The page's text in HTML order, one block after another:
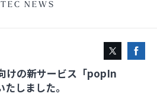
NEWS
けの新サービス「popIn
しました。